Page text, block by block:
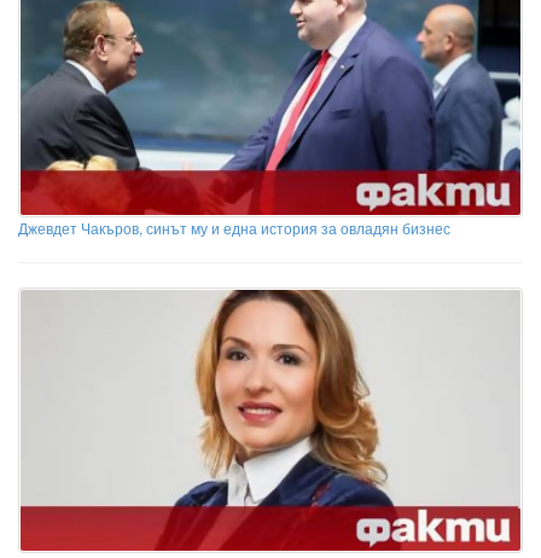
Джевдет Чакъров, синът му и една история за овладян бизнес